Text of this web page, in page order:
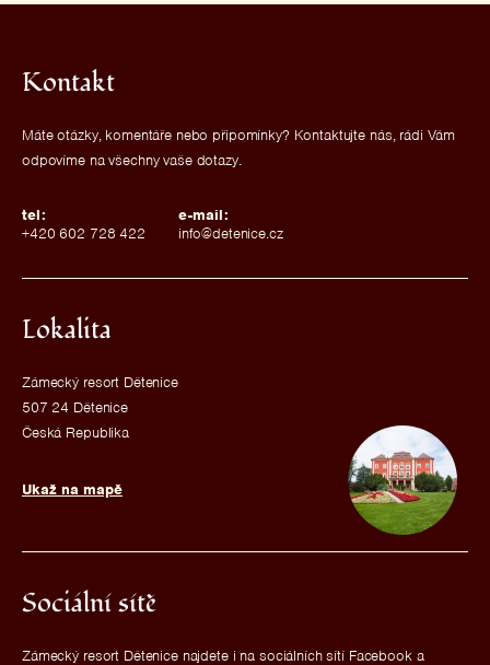
Kontakt
Máte otázky, komentáře nebo připomínky? Kontaktujte nás, rádi Vám
odpovíme na všechny vaše dotazy.
tel:
+420 602 728 422
e-mail:
info@detenice.cz
Lokalita
Zámecký resort Dětenice
507 24 Dětenice
Česká Republika
Ukaž na mapě
Sociální sítě
Zámecký resort Dětenice najdete i na sociálních sítí Facebook a